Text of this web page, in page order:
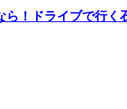
ら！ドライブで行く